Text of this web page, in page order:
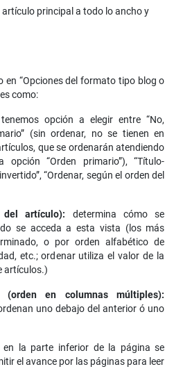
principal a todo lo ancho y
en “Opciones del formato tipo blog o
como:
tenemos opción a elegir entre “No,
(sin ordenar, no se tienen en
que se ordenarán atendiendo
“Orden primario”), “Título-
“Ordenar, según el orden del
del artículo): determina cómo se
se acceda a esta vista (los más
o por orden alfabético de
etc.; ordenar utiliza el valor de la
artículos.)
(orden en columnas múltiples):
uno debajo del anterior ó uno
en la parte inferior de la página se
el avance por las páginas para leer